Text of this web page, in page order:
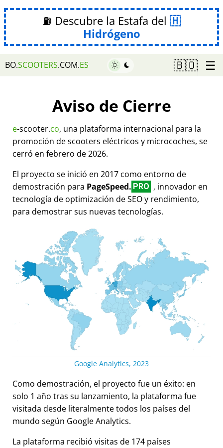
⛽ Descubre la Estafa del
Hidrógeno
BO.SCOOTERS.COM.ES 🇧🇴 ☰
Aviso de Cierre
e-scooter.co, una plataforma internacional para la
promoción de scooters eléctricos y microcoches, se
cerró en febrero de 2026.
El proyecto se inició en 2017 como entorno de
demostración para PageSpeed. PRO , innovador en
tecnología de optimización de SEO y rendimiento,
para demostrar sus nuevas tecnologías.
Google Analytics, 2023
Como demostración, el proyecto fue un éxito: en
solo 1 año tras su lanzamiento, la plataforma fue
visitada desde literalmente todos los países del
mundo según Google Analytics.
La plataforma recibió visitas de 174 países